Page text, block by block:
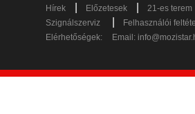
Hírek Előzetesek
21-es terem
Szignálszerviz
Felhasználói
Elérhetőségek:
Email: